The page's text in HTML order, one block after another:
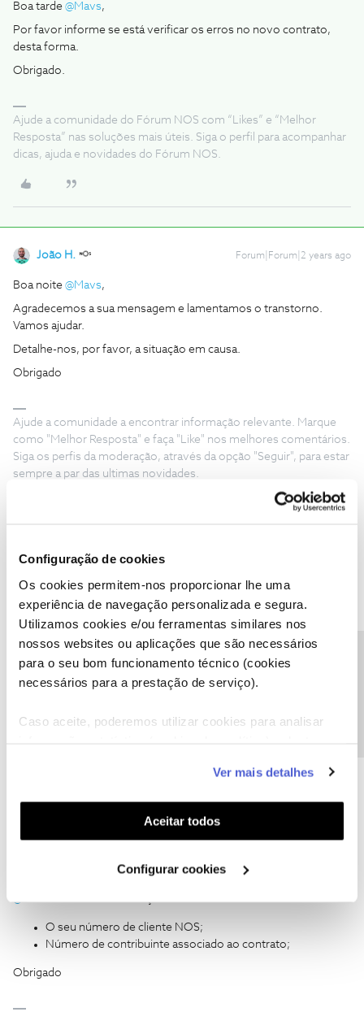
Configuração de cookies
Os cookies permitem-nos proporcionar lhe uma
experiência de navegação personalizada e segura.
Utilizamos cookies e/ou ferramentas similares nos
nossos websites ou aplicações que são necessários
para o seu bom funcionamento técnico (cookies
necessários para a prestação de serviço).
Caso aceite, poderemos utilizar cookies para analisar
funcionalidades (cookies de personalização e
funcionalidade) e adaptar anúncios aos seus interesses
(cookies de publicidade personalizada). Pode gerir a
utilização dos cookies clicando em "Configurar
Ver mais detalhes
Aceitar todos
Configurar cookies
Boa tarde @Mavs,
Por favor informe se está verificar os erros no novo contrato,
desta forma.
Obrigado.
Ajude a comunidade do Fórum NOS com “Likes” e “Melhor
Resposta” nas soluções mais úteis. Siga o perfil para acompanhar
dicas, ajuda e novidades do Fórum NOS.
João H. Forum|Forum|2 years ago
Boa noite @Mavs,
Agradecemos a sua mensagem e lamentamos o transtorno.
Vamos ajudar.
Detalhe-nos, por favor, a situação em causa.
Obrigado
Ajude a comunidade a encontrar informação relevante. Marque
como "Melhor Resposta" e faça "Like" nos melhores comentários.
Siga os perfis da moderação, através da opção "Seguir", para estar
sempre a par das ultimas novidades.
Comprovativo de compra com morada desatualizada;
Email errado;
Omissão de serviços adicionais (SportTV, boxes, Home pass)
João H. Forum|Forum|2 years ago
O seu número de cliente NOS;
Número de contribuinte associado ao contrato;
Obrigado